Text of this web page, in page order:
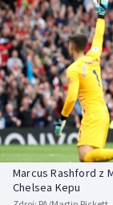
Americký
Baseball a
Basketbal
Biatlon
Boby a skeleton
NEPŘEHLÉDNĚTE
Soutěže
Historické
Aplikace ČT
AZ kvíz
Marcus Rashford z
Chelsea Kepu